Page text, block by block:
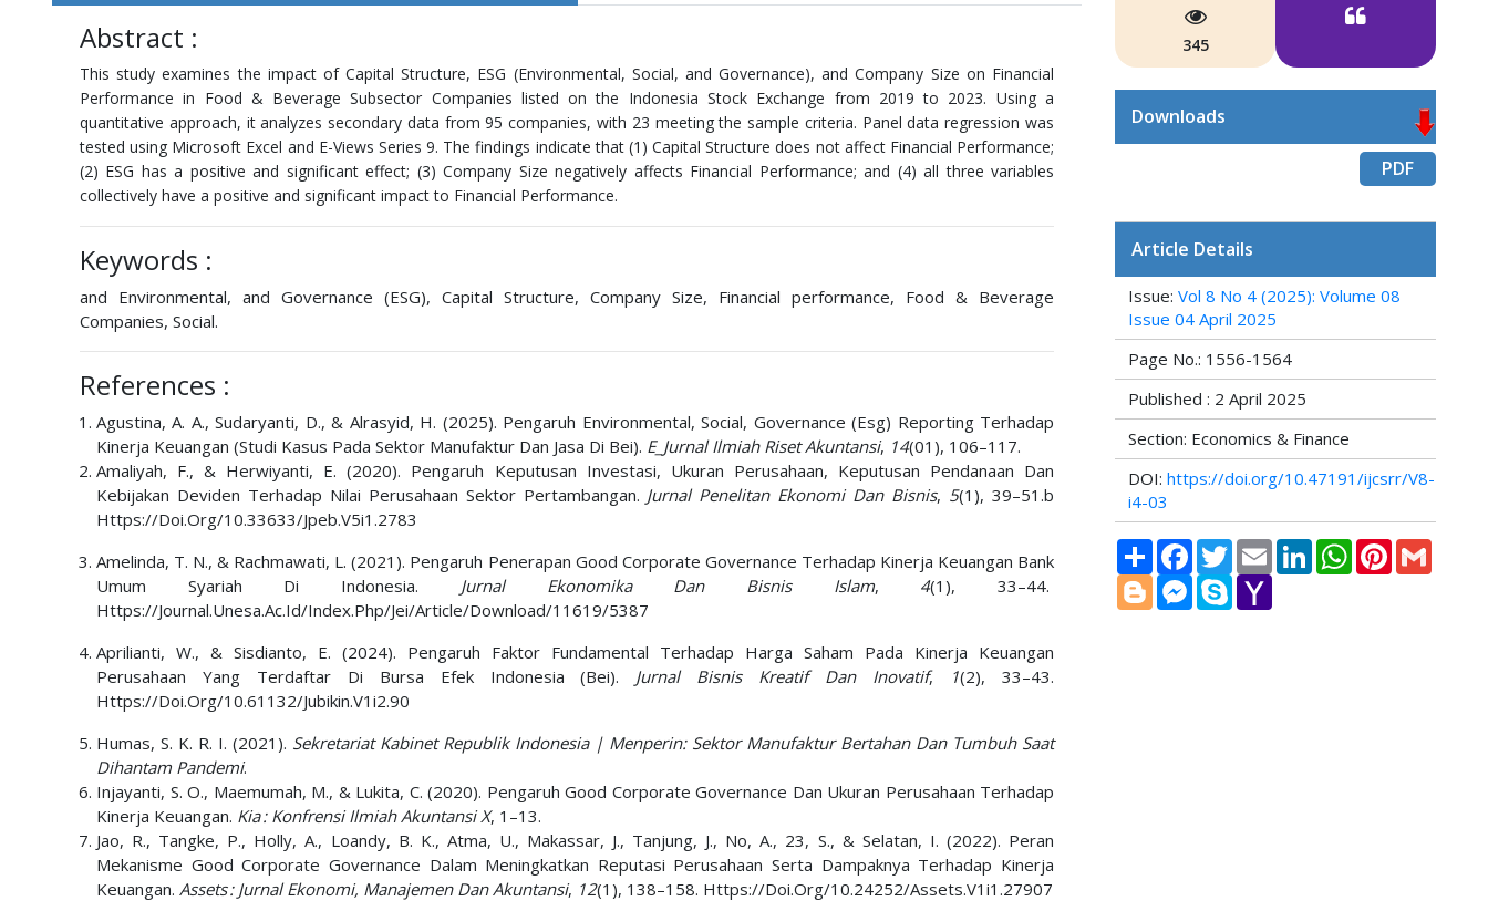
Abstract :
This study examines the impact of Capital Structure, ESG (Environmental, Social, and Governance), and Company Size on Financial
Performance in Food & Beverage Subsector Companies listed on the Indonesia Stock Exchange from 2019 to 2023. Using a
quantitative approach, it analyzes secondary data from 95 companies, with 23 meeting the sample criteria. Panel data regression was
tested using Microsoft Excel and E-Views Series 9. The findings indicate that (1) Capital Structure does not affect Financial Performance;
(2) ESG has a positive and significant effect; (3) Company Size negatively affects Financial Performance; and (4) all three variables
collectively have a positive and significant impact to Financial Performance.
Keywords :
and Environmental, and Governance (ESG), Capital Structure, Company Size, Financial performance, Food & Beverage
Companies, Social.
References :
Agustina, A. A., Sudaryanti, D., & Alrasyid, H. (2025). Pengaruh Environmental, Social, Governance (Esg) Reporting Terhadap
Kinerja Keuangan (Studi Kasus Pada Sektor Manufaktur Dan Jasa Di Bei). E_Jurnal Ilmiah Riset Akuntansi, 14(01), 106–117.
Amaliyah, F., & Herwiyanti, E. (2020). Pengaruh Keputusan Investasi, Ukuran Perusahaan, Keputusan Pendanaan Dan
Kebijakan Deviden Terhadap Nilai Perusahaan Sektor Pertambangan. Jurnal Penelitan Ekonomi Dan Bisnis, 5(1), 39–51.b
Https://Doi.Org/10.33633/Jpeb.V5i1.2783
Amelinda, T. N., & Rachmawati, L. (2021). Pengaruh Penerapan Good Corporate Governance Terhadap Kinerja Keuangan Bank
Umum Syariah Di Indonesia. Jurnal Ekonomika Dan Bisnis Islam, 4(1), 33–44.
Https://Journal.Unesa.Ac.Id/Index.Php/Jei/Article/Download/11619/5387
Aprilianti, W., & Sisdianto, E. (2024). Pengaruh Faktor Fundamental Terhadap Harga Saham Pada Kinerja Keuangan
Perusahaan Yang Terdaftar Di Bursa Efek Indonesia (Bei). Jurnal Bisnis Kreatif Dan Inovatif, 1(2), 33–43.
Https://Doi.Org/10.61132/Jubikin.V1i2.90
Humas, S. K. R. I. (2021). Sekretariat Kabinet Republik Indonesia | Menperin: Sektor Manufaktur Bertahan Dan Tumbuh Saat
Dihantam Pandemi.
Injayanti, S. O., Maemumah, M., & Lukita, C. (2020). Pengaruh Good Corporate Governance Dan Ukuran Perusahaan Terhadap
Kinerja Keuangan. Kia : Konfrensi Ilmiah Akuntansi X, 1–13.
Jao, R., Tangke, P., Holly, A., Loandy, B. K., Atma, U., Makassar, J., Tanjung, J., No, A., 23, S., & Selatan, I. (2022). Peran
Mekanisme Good Corporate Governance Dalam Meningkatkan Reputasi Perusahaan Serta Dampaknya Terhadap Kinerja
Keuangan. Assets : Jurnal Ekonomi, Manajemen Dan Akuntansi, 12(1), 138–158. Https://Doi.Org/10.24252/Assets.V1i1.27907
345
Downloads
PDF
Article Details
Issue: Vol 8 No 4 (2025): Volume 08
Issue 04 April 2025
Page No.: 1556-1564
Published : 2 April 2025
Section: Economics & Finance
DOI: https://doi.org/10.47191/ijcsrr/V8-
i4-03
Share FacebookTwitter Email LinkedInWhatsAppPinterest
BloggerMessenger
Skype